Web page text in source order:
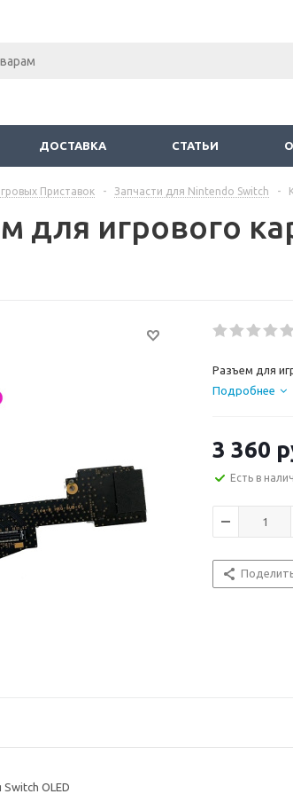
ДОСТАВКА СТАТЬИ
Приставок - Запчасти для Nintendo Switch -
для игрового
Разъем для
Подробнее
3 360
Есть в
OLED